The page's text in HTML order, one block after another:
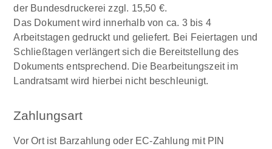
der Bundesdruckerei zzgl. 15,50 €.
Das Dokument wird innerhalb von ca. 3 bis 4
Arbeitstagen gedruckt und geliefert. Bei Feiertagen und
Schließtagen verlängert sich die Bereitstellung des
Dokuments entsprechend. Die Bearbeitungszeit im
Landratsamt wird hierbei nicht beschleunigt.
Zahlungsart
Vor Ort ist Barzahlung oder EC-Zahlung mit PIN